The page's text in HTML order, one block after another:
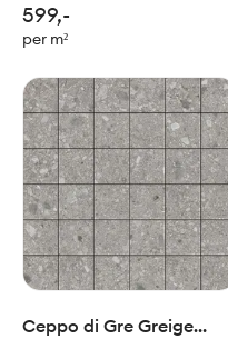
599,-
per m²
Ceppo di Gre Greige